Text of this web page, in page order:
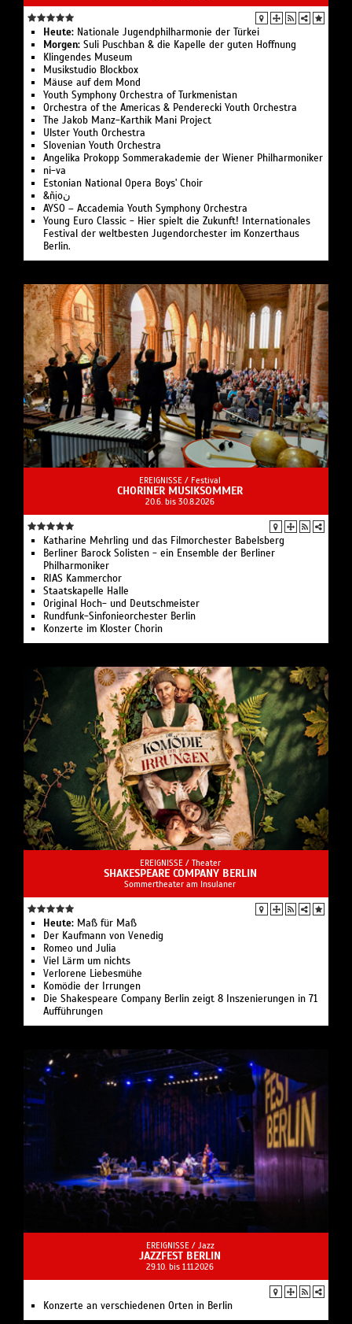
Heute: Nationale Jugend­philharmonie der Türkei
Morgen: Suli Pusch­ban & die Ka­pelle der gu­ten Hoff­nung
Klingendes Museum
Musikstudio Blockbox
Mäuse auf dem Mond
Youth Symphony Orchestra of Turk­menistan
Or­ches­tra of the Ameri­cas & Pen­de­recki Youth Orchestra
The Jakob Manz-Karthik Mani Project
Ulster Youth Or­chestra
Slo­ve­ni­an Youth Orchestra
Angelika Pro­kopp Som­mer­akademie der Wiener Philharmoniker
ni-va
Estonian National Opera Boys' Choir
&ñịoن
AYSO – Accademia Youth Symphony Orchestra
Young Euro Classic - Hier spielt die Zukunft! Internationales
Festival der weltbesten Jugendorchester im Konzerthaus
Berlin.
EREIGNISSE / Festival
CHORINER MUSIKSOMMER
20.6. bis 30.8.2026
Katharine Mehrling und das Filmorchester Babelsberg
Berliner Barock Solisten - ein Ensemble der Berliner
Philharmoniker
RIAS Kammerchor
Staatskapelle Halle
Original Hoch- und Deutschmeister
Rundfunk-Sinfonieorchester Berlin
Konzerte im Kloster Chorin
EREIGNISSE / Theater
SHAKESPEARE COMPANY BERLIN
Sommertheater am Insulaner
Heute: Maß für Maß
Der Kaufmann von Venedig
Romeo und Julia
Viel Lärm um nichts
Verlorene Liebesmühe
Komödie der Irrungen
Die Shakespeare Company Berlin zeigt 8 Inszenierungen in 71
Aufführungen
EREIGNISSE / Jazz
JAZZFEST BERLIN
29.10. bis 1.11.2026
Konzerte an verschiedenen Orten in Berlin